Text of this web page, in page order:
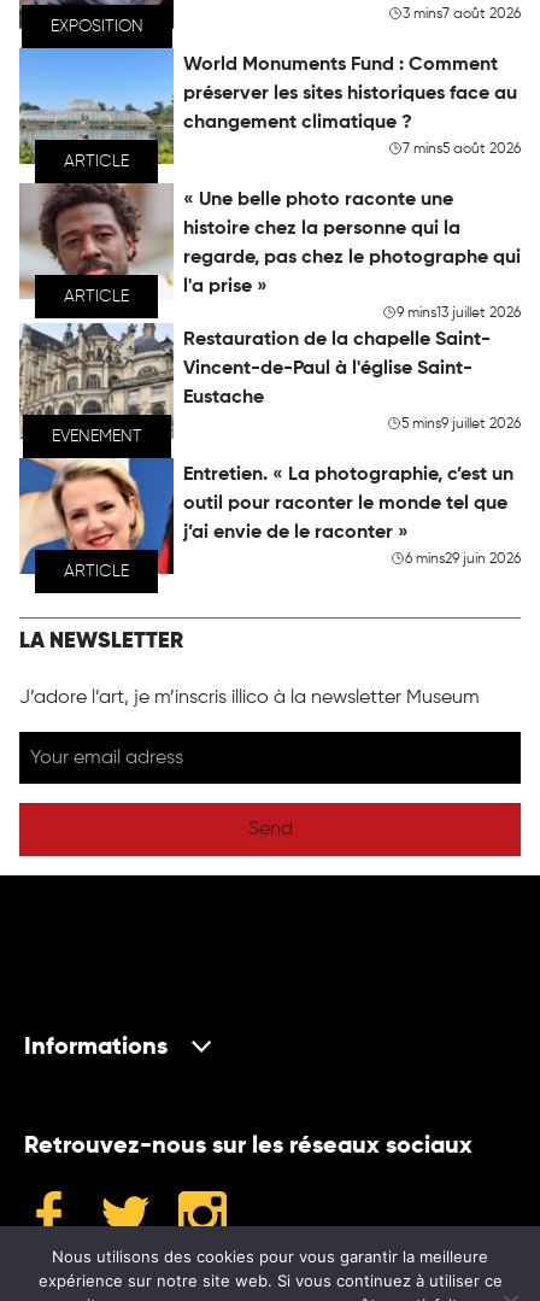
EXPOSITION
3 mins7 août 2026
ARTICLE
World Monuments Fund : Comment
préserver les sites historiques face au
changement climatique ?
7 mins5 août 2026
ARTICLE
« Une belle photo raconte une
histoire chez la personne qui la
regarde, pas chez le photographe qui
l'a prise »
9 mins 13 juillet 2026
EVENEMENT
Restauration de la chapelle Saint-
Vincent-de-Paul à l'église Saint-
Eustache
5 mins9 juillet 2026
ARTICLE
Entretien. « La photographie, c’est un
outil pour raconter le monde tel que
j’ai envie de le raconter »
6 mins29 juin 2026
LA NEWSLETTER
J’adore l’art, je m’inscris illico à la newsletter Museum
Send
Informations
Retrouvez-nous sur les réseaux sociaux
Nous utilisons des cookies pour vous garantir la meilleure
expérience sur notre site web. Si vous continuez à utiliser ce